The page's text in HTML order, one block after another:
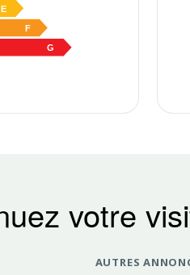
E
F
G
votre
AUTRES